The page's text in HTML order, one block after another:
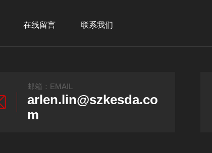
在线留言 联系我们
邮箱：EMAIL
arlen.lin@szkesda.co
m